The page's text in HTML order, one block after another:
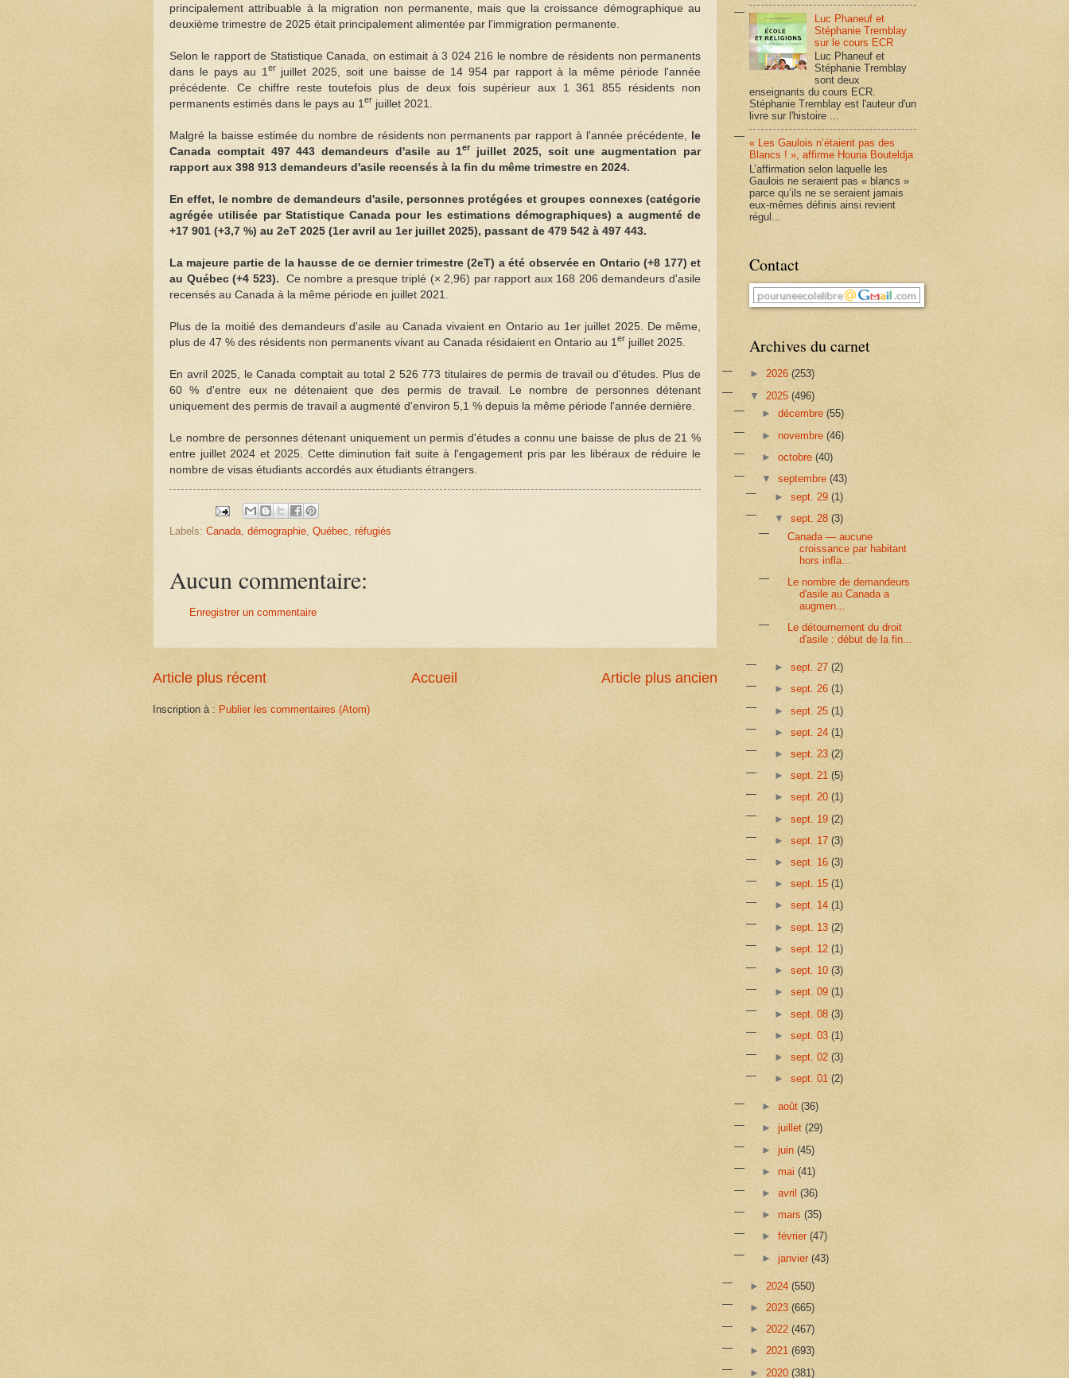
principalement attribuable à la migration non permanente, mais que la croissance démographique au
deuxième trimestre de 2025 était principalement alimentée par l'immigration permanente.
Selon le rapport de Statistique Canada, on estimait à 3 024 216 le nombre de résidents non permanents
dans le pays au 1er
juillet 2025, soit une baisse de 14 954 par rapport à la même période l'année
précédente. Ce chiffre reste toutefois plus de deux fois supérieur aux 1 361 855 résidents non
permanents estimés dans le pays au 1er juillet 2021.
Malgré la baisse estimée du nombre de résidents non permanents par rapport à l'année précédente, le
Canada comptait 497 443 demandeurs d'asile au 1er
juillet 2025, soit une augmentation par
rapport aux 398 913 demandeurs d'asile recensés à la fin du même trimestre en 2024.
En effet, le nombre de demandeurs d'asile, personnes protégées et groupes connexes (catégorie
agrégée utilisée par Statistique Canada pour les estimations démographiques) a augmenté de
+17 901 (+3,7 %) au 2eT 2025 (1er avril au 1er juillet 2025), passant de 479 542 à 497 443.
La majeure partie de la hausse de ce dernier trimestre (2eT) a été observée en Ontario (+8 177) et
au Québec (+4 523). Ce nombre a presque triplé (× 2,96) par rapport aux 168 206 demandeurs d'asile
recensés au Canada à la même période en juillet 2021.
Plus de la moitié des demandeurs d'asile au Canada vivaient en Ontario au 1er juillet 2025. De même,
plus de 47 % des résidents non permanents vivant au Canada résidaient en Ontario au 1er juillet 2025.
En avril 2025, le Canada comptait au total 2 526 773 titulaires de permis de travail ou d'études. Plus de
60 % d'entre eux ne détenaient que des permis de travail. Le nombre de personnes détenant
uniquement des permis de travail a augmenté d'environ 5,1 % depuis la même période l'année dernière.
Le nombre de personnes détenant uniquement un permis d'études a connu une baisse de plus de 21 %
entre juillet 2024 et 2025. Cette diminution fait suite à l'engagement pris par les libéraux de réduire le
nombre de visas étudiants accordés aux étudiants étrangers.
Labels: Canada, démographie, Québec, réfugiés
Aucun commentaire:
Enregistrer un commentaire
Article plus récent Article plus ancien
Accueil
Inscription à : Publier les commentaires (Atom)
Luc Phaneuf et
Stéphanie Tremblay
sur le cours ECR
Luc Phaneuf et
Stéphanie Tremblay
sont deux
enseignants du cours ECR.
Stéphanie Tremblay est l'auteur d'un
livre sur l'histoire ...
« Les Gaulois n’étaient pas des
Blancs ! », affirme Houria Bouteldja
L’affirmation selon laquelle les
Gaulois ne seraient pas « blancs »
parce qu’ils ne se seraient jamais
eux-mêmes définis ainsi revient
régul...
Contact
Archives du carnet
► 2026 (253)
▼ 2025 (496)
►décembre(55)
► novembre(46)
►octobre(40)
▼septembre(43)
► sept. 29 (1)
▼ sept. 28 (3)
Canada — aucune
croissance par habitant
hors infla...
Le nombre de demandeurs
d'asile au Canada a
augmen...
Le détournement du droit
d'asile : début de la fin...
► sept. 27 (2)
► sept. 26 (1)
► sept. 25 (1)
► sept. 24 (1)
► sept. 23 (2)
► sept. 21 (5)
► sept. 20 (1)
► sept. 19 (2)
► sept. 17 (3)
► sept. 16 (3)
► sept. 15 (1)
► sept. 14 (1)
► sept. 13 (2)
► sept. 12 (1)
► sept. 10 (3)
► sept. 09 (1)
► sept. 08 (3)
► sept. 03 (1)
► sept. 02 (3)
► sept. 01 (2)
►août(36)
►juillet(29)
►juin(45)
► mai(41)
►avril(36)
►mars(35)
►février(47)
►janvier(43)
► 2024 (550)
► 2023 (665)
► 2022 (467)
► 2021 (693)
► 2020 (381)